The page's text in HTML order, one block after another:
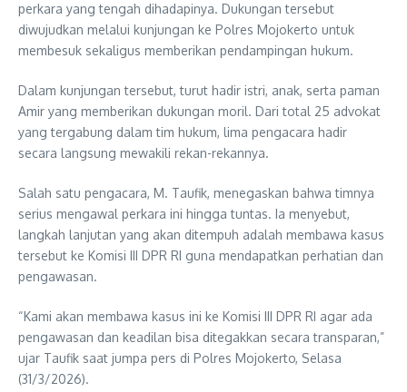
perkara yang tengah dihadapinya. Dukungan tersebut
diwujudkan melalui kunjungan ke Polres Mojokerto untuk
membesuk sekaligus memberikan pendampingan hukum.
Dalam kunjungan tersebut, turut hadir istri, anak, serta paman
Amir yang memberikan dukungan moril. Dari total 25 advokat
yang tergabung dalam tim hukum, lima pengacara hadir
secara langsung mewakili rekan-rekannya.
Salah satu pengacara, M. Taufik, menegaskan bahwa timnya
serius mengawal perkara ini hingga tuntas. Ia menyebut,
langkah lanjutan yang akan ditempuh adalah membawa kasus
tersebut ke Komisi III DPR RI guna mendapatkan perhatian dan
pengawasan.
“Kami akan membawa kasus ini ke Komisi III DPR RI agar ada
pengawasan dan keadilan bisa ditegakkan secara transparan,”
ujar Taufik saat jumpa pers di Polres Mojokerto, Selasa
(31/3/2026).